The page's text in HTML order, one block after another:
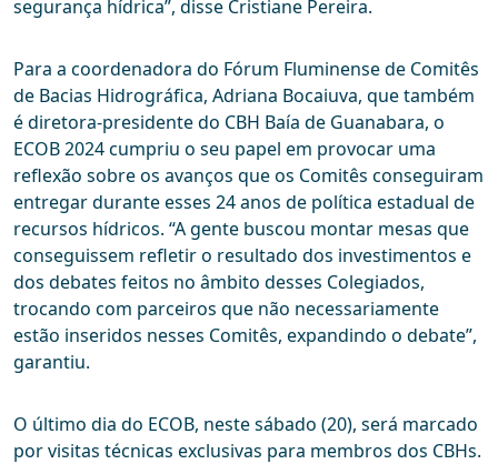
segurança hídrica”, disse Cristiane Pereira.
Para a coordenadora do Fórum Fluminense de Comitês
de Bacias Hidrográfica, Adriana Bocaiuva, que também
é diretora-presidente do CBH Baía de Guanabara, o
ECOB 2024 cumpriu o seu papel em provocar uma
reflexão sobre os avanços que os Comitês conseguiram
entregar durante esses 24 anos de política estadual de
recursos hídricos. “A gente buscou montar mesas que
conseguissem refletir o resultado dos investimentos e
dos debates feitos no âmbito desses Colegiados,
trocando com parceiros que não necessariamente
estão inseridos nesses Comitês, expandindo o debate”,
garantiu.
O último dia do ECOB, neste sábado (20), será marcado
por visitas técnicas exclusivas para membros dos CBHs.